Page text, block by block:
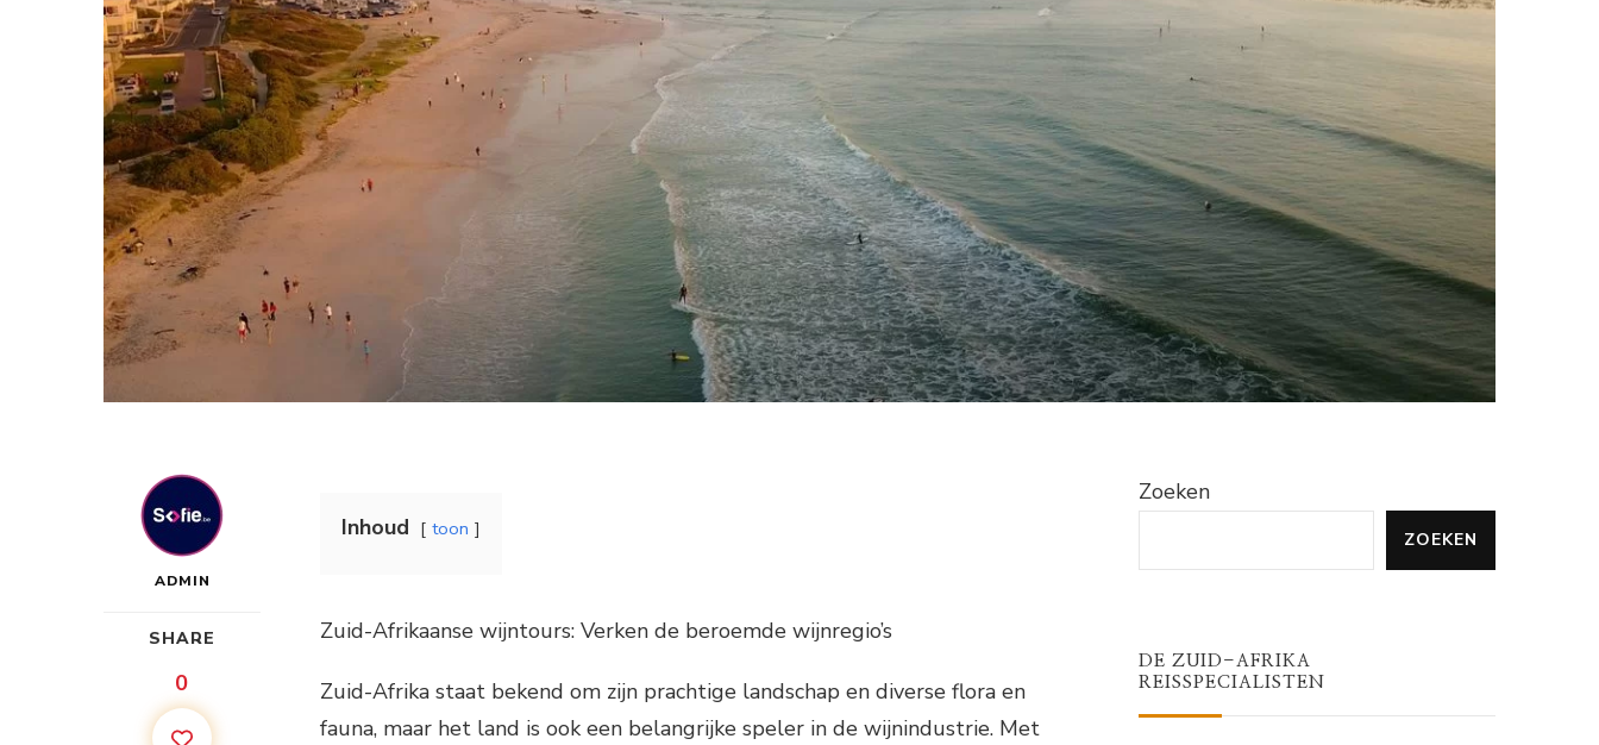
ADMIN
SHARE
0
Inhoud toon
Zuid-Afrikaanse wijntours: Verken de beroemde wijnregio’s
Zuid-Afrika staat bekend om zijn prachtige landschap en diverse flora en
fauna, maar het land is ook een belangrijke speler in de wijnindustrie. Met
Zoeken
ZOEKEN
DE ZUID-AFRIKA
REISSPECIALISTEN